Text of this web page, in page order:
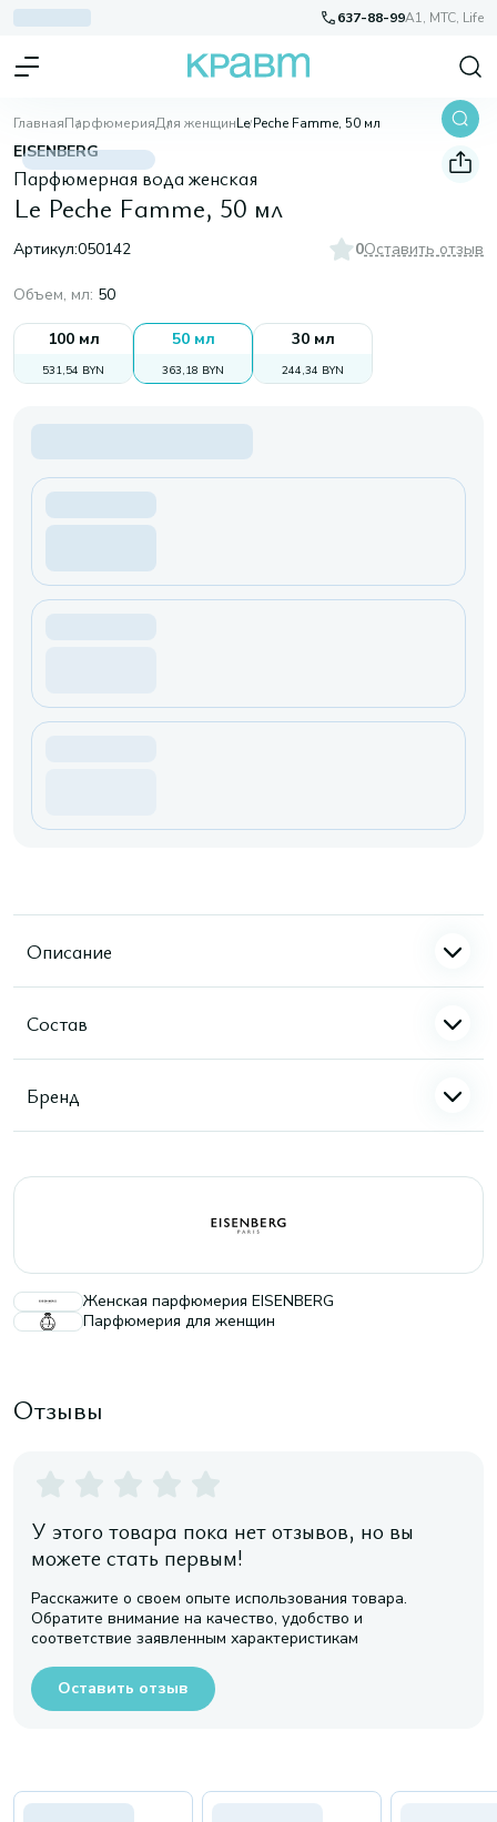
637-88-99A1, МТС, Life
ГлавнаяПарфюмерияДля женщинLe Peche Famme, 50 мл
EISENBERG
Парфюмерная вода женская
Le Peche Famme, 50 мл
Артикул:050142 0Оставить отзыв
Объем, мл: 50
100 мл
531,54 BYN
50 мл
363,18 BYN
30 мл
244,34 BYN
Описание
Состав
Бренд
Женская парфюмерия EISENBERG
Парфюмерия для женщин
Отзывы
У этого товара пока нет отзывов, но вы
можете стать первым!
Расскажите о своем опыте использования товара.
Обратите внимание на качество, удобство и
соответствие заявленным характеристикам
Оставить отзыв